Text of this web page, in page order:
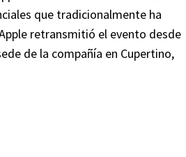
que tradicionalmente ha
retransmitió el evento desde
de la compañía en Cupertino,